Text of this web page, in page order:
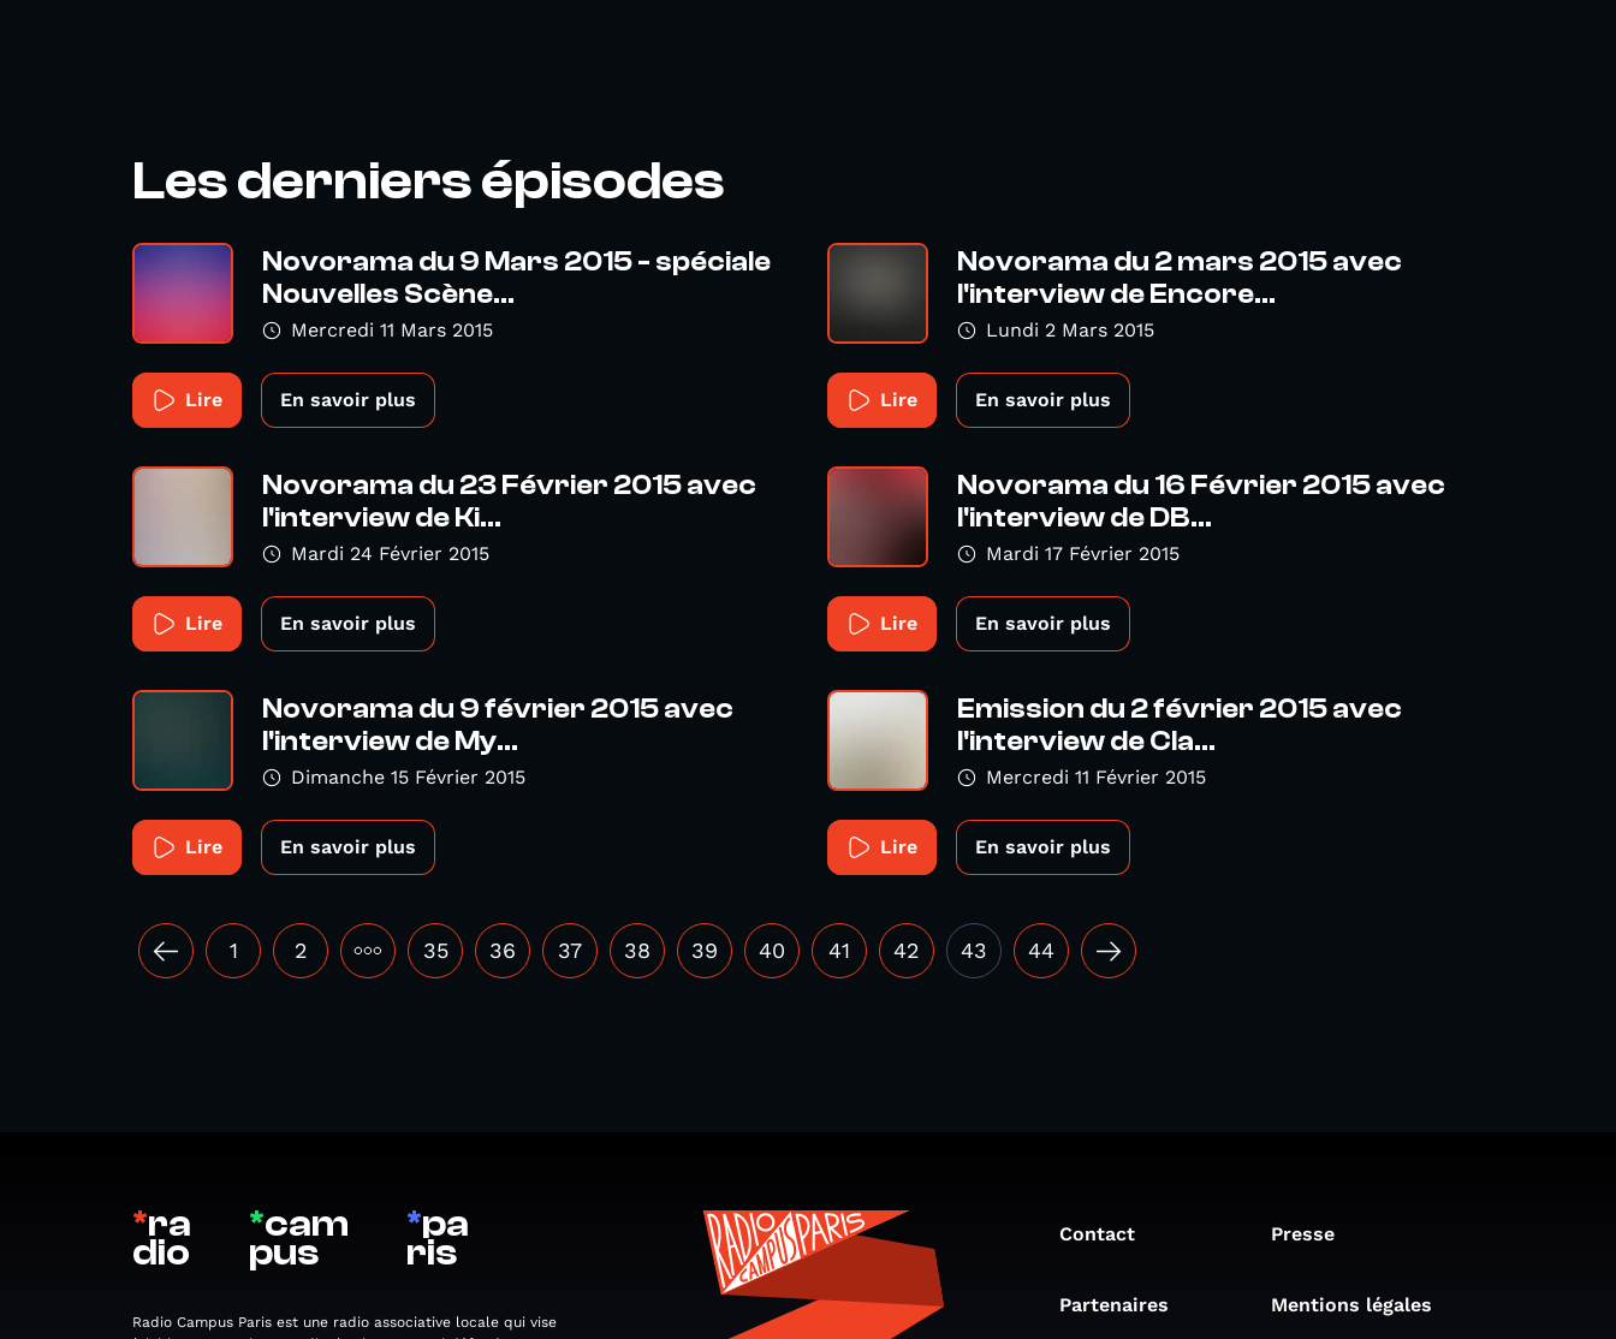
Les derniers épisodes
Novorama du 9 Mars 2015 - spéciale
Nouvelles Scène...
Mercredi 11 Mars 2015
Lire En savoir plus
Novorama du 2 mars 2015 avec
l'interview de Encore...
Lundi 2 Mars 2015
Lire En savoir plus
Novorama du 23 Février 2015 avec
l'interview de Ki...
Mardi 24 Février 2015
Lire En savoir plus
Novorama du 16 Février 2015 avec
l'interview de DB...
Mardi 17 Février 2015
Lire En savoir plus
Novorama du 9 février 2015 avec
l'interview de My...
Dimanche 15 Février 2015
Lire En savoir plus
Emission du 2 février 2015 avec
l'interview de Cla...
Mercredi 11 Février 2015
Lire En savoir plus
1 2 ••• 35 36 37 38 39 40 41 42 43 44
*ra
dio
*cam
pus
*pa
ris
Radio Campus Paris est une radio associative locale qui vise
Contact Presse
Partenaires Mentions légales